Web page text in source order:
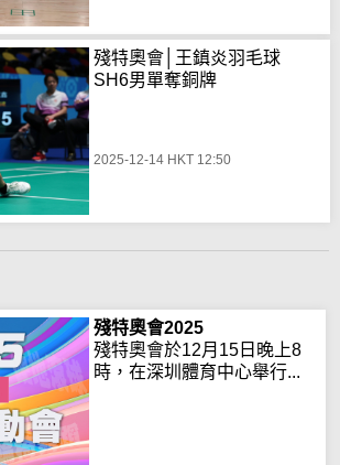
殘特奧會│王鎮炎羽毛球
SH6男單奪銅牌
2025-12-14 HKT 12:50
殘特奧會2025
殘特奧會於12月15日晚上8
時，在深圳體育中心舉行...